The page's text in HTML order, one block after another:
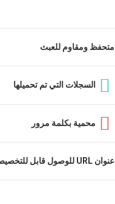
متحفظ ومقاوم للعبث
السجلات التي تم تحميلها
محمية بكلمة مرور
عنوان URL للوصول قابل للتخصيص